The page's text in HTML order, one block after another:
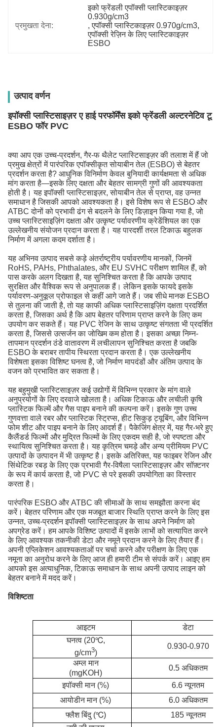
प्रमुखता देना:
इको फ्रेंडली एपॉक्सी प्लास्टिकाइज़र
0.930g/cm3
, एपॉक्सी प्लास्टिकाइज़र 0.970g/cm3,
एपॉक्सी रेज़िन के लिए प्लास्टिकाइज़र
ESBO
उत्पाद वर्णन
इपॉक्सी प्लास्टिसाइज़र ए हाई परफॉर्मेंस इको फ्रेंडली अल्टरनेटिव टू
ESBO फॉर PVC
क्या आप एक उच्च-प्रदर्शन, गैर-फ थैलेट प्लास्टिसाइज़र की तलाश में हैं जो
प्रमुख क्षेत्रों में पारंपरिक एपॉक्सीकृत सोयाबीन तेल (ESBO) से बेहतर
प्रदर्शन करता है? आधुनिक विनिर्माण केवल बुनियादी कार्यक्षमता से अधिक
मांग करता है—इसके लिए दक्षता और बेहतर सामग्री गुणों की आवश्यकता
होती है। यह इपॉक्सी प्लास्टिसाइज़र, सोयाबीन तेल से प्राप्त, वह उन्नत
समाधान है जिसकी आपको आवश्यकता है। इसे विशेष रूप से ESBO और
ATBC दोनों को प्रभावी ढंग से बदलने के लिए डिज़ाइन किया गया है, जो
उच्च प्लास्टिसाइज़िंग दक्षता और उत्कृष्ट पर्यावरणीय क्रेडेंशियल का एक
उल्लेखनीय संयोजन प्रदान करता है। यह पारदर्शी तरल टिकाऊ बहुलक
निर्माण में अगला कदम दर्शाता है।
यह अभिनव उत्पाद सबसे कड़े अंतर्राष्ट्रीय पर्यावरणीय मानकों, जिनमें
RoHS, PAHs, Phthalates, और EU SVHC परीक्षण शामिल हैं, को
पास करके अलग दिखता है, यह सुनिश्चित करता है कि आपके उत्पाद
सुरक्षित और वैश्विक रूप से अनुपालक हैं। लेकिन इसके फायदे इसके
पर्यावरण-अनुकूल प्रोफाइल से कहीं आगे जाते हैं। जब सीधे मानक ESBO
से तुलना की जाती है, तो यह काफी अधिक प्लास्टिसाइज़िंग दक्षता प्रदर्शित
करता है, जिसका अर्थ है कि आप बेहतर परिणाम प्राप्त करने के लिए कम
उपयोग कर सकते हैं। यह PVC रेजिन के साथ उत्कृष्ट संगतता भी प्रदर्शित
करता है, जिससे उत्सर्जन का जोखिम कम होता है। इसका अच्छा निम्न-
तापमान प्रदर्शन ठंडे वातावरण में लचीलापन सुनिश्चित करता है जबकि
ESBO के बराबर तापीय स्थिरता प्रदान करता है। एक उल्लेखनीय
विशेषता इसका विशिष्ट घनत्व है, जो निर्माण मापदंडों और अंतिम उत्पाद के
वजन को प्रभावित कर सकता है।
यह बहुमुखी प्लास्टिसाइज़र कई उद्योगों में विभिन्न प्रकार के मांग वाले
अनुप्रयोगों के लिए दरवाजे खोलता है। अधिक टिकाऊ और लचीली कृषि
प्लास्टिक फिल्में और गैस पाइप बनाने की कल्पना करें। इसके गुण उच्च
गुणवत्ता वाले रबर और प्लास्टिक स्ट्रिप्स, हीट सिकुड़ ट्यूबिंग, और विभिन्न
फोम शीट और पाइप बनाने के लिए आदर्श हैं। पैकेजिंग क्षेत्र में, यह गैर-भरे हुए
कैलैंडर्ड फिल्मों और मुद्रित फिल्मों के लिए एकदम सही है, जो स्पष्टता और
स्थायित्व सुनिश्चित करता है। यह कृत्रिम चमड़े और अन्य प्रीमियम PVC
उत्पादों के उत्पादन में भी उत्कृष्ट है। इसके अतिरिक्त, यह फाइबर रेजिन और
सिंथेटिक रबड़ के लिए एक प्रभावी गैर-विषैला प्लास्टिसाइज़र और सॉफ़्टनर
के रूप में कार्य करता है, जो PVC से परे इसकी उपयोगिता का विस्तार
करता है।
पारंपरिक ESBO और ATBC की सीमाओं के साथ समझौता करना बंद
करें। बेहतर परिणाम और एक मजबूत बाजार स्थिति प्राप्त करने के लिए इस
उन्नत, उच्च-प्रदर्शन इपॉक्सी प्लास्टिसाइज़र के साथ अपने निर्माण को
अपग्रेड करें। हम आपके विशिष्ट उत्पादों में इसके लाभों को सत्यापित करने
के लिए आवश्यक तकनीकी डेटा और नमूने प्रदान करने के लिए तैयार हैं।
अपनी एप्लिकेशन आवश्यकताओं पर चर्चा करने और परीक्षण के लिए एक
नमूना का अनुरोध करने के लिए आज ही हमारी टीम से संपर्क करें। आइए हम
आपको इस अत्याधुनिक, टिकाऊ समाधान के साथ अपनी उत्पाद लाइन को
बेहतर बनाने में मदद करें।
विशिष्टता
आइटम
डेटा
घनत्व (20℃,
g/cm3)
0.930-0.970
अम्ल मान
(mgKOH)
0.5 अधिकतम
इपॉक्सी मान (%)
6.6 न्यूनतम
आयोडीन मान (%)
6.0 अधिकतम
फ्लैश बिंदु (℃)
185 न्यूनतम